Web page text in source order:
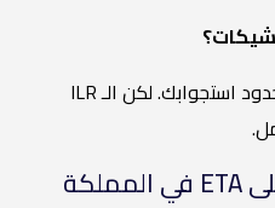
لا يوجد لا يزال بإمكان قوات الحدود استجوابك. لكن الـ ILR
التقدم بطلب للحصول على ETA في المملكة